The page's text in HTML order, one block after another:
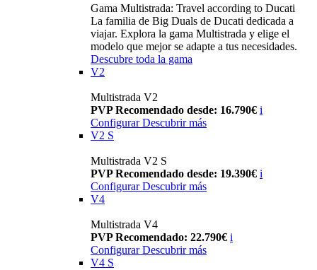
Gama Multistrada: Travel according to Ducati
La familia de Big Duals de Ducati dedicada a
viajar. Explora la gama Multistrada y elige el
modelo que mejor se adapte a tus necesidades.
Descubre toda la gama
V2
Multistrada V2
PVP Recomendado desde: 16.790€ i
Configurar Descubrir más
V2 S
Multistrada V2 S
PVP Recomendado desde: 19.390€ i
Configurar Descubrir más
V4
Multistrada V4
PVP Recomendado: 22.790€ i
Configurar Descubrir más
V4 S